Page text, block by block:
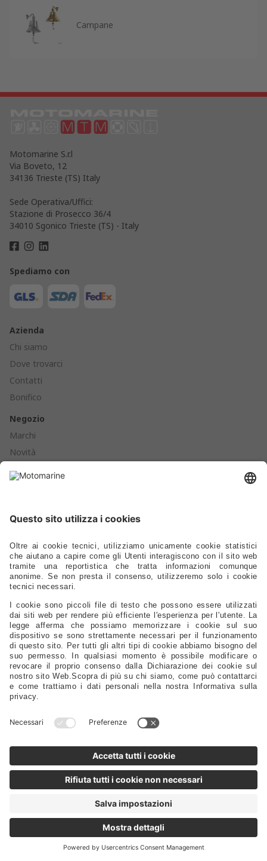
Campane
Motomarine S.r.l
Via Boveto, 12
34136 Trieste (TS) Italy
Sede Operativa/Uffici:
Stazione di Prosecco 36/4
34010 Sgonico Trieste (TS) - Italy
Spediamo con
Azienda
Chi siamo
Dove trovarci
Contatti
Bonifico
Negozio
Marchi
Novità
Cataloghi
Ferramenta - Chiusure - Viteria
Scalette - Passerelle - Supporti Sedili - Oblò - Prese D'aria
Cucine - Frigoriferi - Sanitari - Idraulica - Raccorderia - Pompe
Elettrica - Luci - Fanali - Energia
Strumentazione - Bussole - Binocoli - Antenne - Elettronica
Sicurezza - Sport - Abbigliamento - Battelli - Alaggio - Carrelli
Vela - Cordame - Coperture - Rivestimenti
Ricambi Motore - Eliche - Anodi - Serbatoi - Filtri
Timonerie - Comandi - Timoni - Flaps - Bow Thruster
Lubrificanti - Colle - Detergenti - Spazzole - Vernici - Utensili
Servizi Da Tavola - Arredo - Oggettistica
Supporto
FAQ
@2024 - Motomarine Srl
P.IVA/C.F./N.Reg.Imp.: IT 00968120329 REA TS-0114586 Capitale sociale:
1.000.000,00 Euro